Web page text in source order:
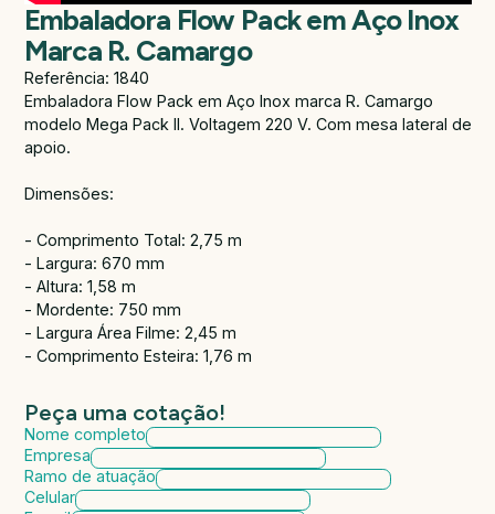
Embaladora Flow Pack em Aço Inox
Marca R. Camargo
Referência: 1840
Embaladora Flow Pack em Aço Inox marca R. Camargo
modelo Mega Pack II. Voltagem 220 V. Com mesa lateral de
apoio.
Dimensões:
- Comprimento Total: 2,75 m
- Largura: 670 mm
- Altura: 1,58 m
- Mordente: 750 mm
- Largura Área Filme: 2,45 m
- Comprimento Esteira: 1,76 m
Peça uma cotação!
Nome completo
Empresa
Ramo de atuação
Celular